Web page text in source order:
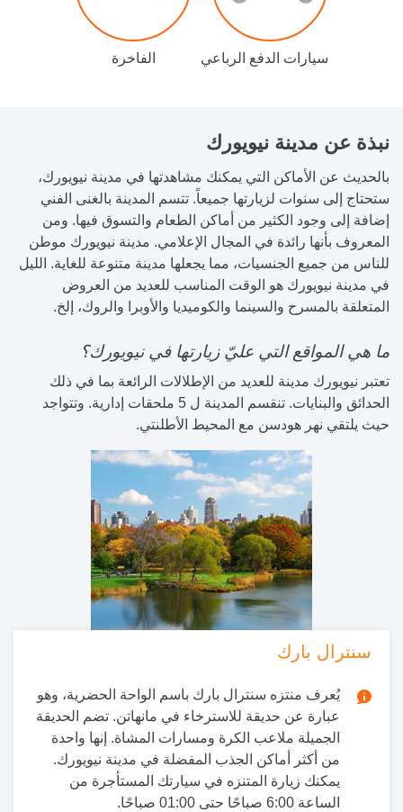
سيارات الدفع الرباعي الفاخرة
نبذة عن مدينة نيويورك
بالحديث عن الأماكن التي يمكنك مشاهدتها في مدينة نيويورك،
ستحتاج إلى سنوات لزيارتها جميعاً. تتسم المدينة بالغنى الفني
إضافة إلى وجود الكثير من أماكن الطعام والتسوق فيها. ومن
المعروف بأنها رائدة في المجال الإعلامي. مدينة نيويورك موطن
للناس من جميع الجنسيات، مما يجعلها مدينة متنوعة للغاية. الليل
في مدينة نيويورك هو الوقت المناسب للعديد من العروض
المتعلقة بالمسرح والسينما والكوميديا والأوبرا والروك، إلخ.
ما هي المواقع التي عليّ زيارتها في نيويورك؟
تعتبر نيويورك مدينة للعديد من الإطلالات الرائعة بما في ذلك
الحدائق والبنايات. تنقسم المدينة ل 5 ملحقات إدارية. وتتواجد
حيث يلتقي نهر هودسن مع المحيط الأطلنتي.
سنترال بارك
يُعرف منتزه سنترال بارك باسم الواحة الحضرية، وهو
عبارة عن حديقة للاسترخاء في مانهاتن. تضم الحديقة
الجميلة ملاعب الكرة ومسارات المشاة. إنها واحدة
من أكثر أماكن الجذب المفضلة في مدينة نيويورك.
يمكنك زيارة المتنزه في سيارتك المستأجرة من
الساعة 6:00 صباحًا حتى 01:00 صباحًا.